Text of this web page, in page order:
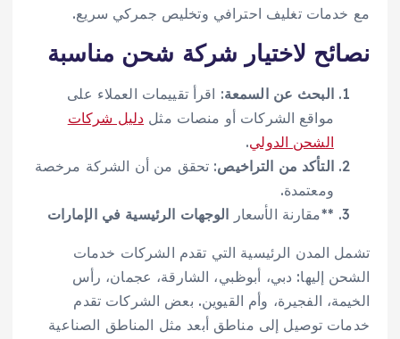
مع خدمات تغليف احترافي وتخليص جمركي سريع.
نصائح لاختيار شركة شحن مناسبة
البحث عن السمعة: اقرأ تقييمات العملاء على
مواقع الشركات أو منصات مثل دليل شركات
الشحن الدولي.
التأكد من التراخيص: تحقق من أن الشركة مرخصة
ومعتمدة.
**مقارنة الأسعار الوجهات الرئيسية في الإمارات
تشمل المدن الرئيسية التي تقدم الشركات خدمات
الشحن إليها: دبي، أبوظبي، الشارقة، عجمان، رأس
الخيمة، الفجيرة، وأم القيوين. بعض الشركات تقدم
خدمات توصيل إلى مناطق أبعد مثل المناطق الصناعية